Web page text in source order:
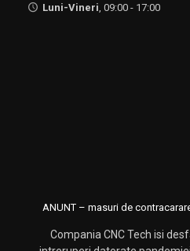
Luni-Vineri, 09:00 - 17:00
ANUNT – masuri de
Compania CNC Tech isi